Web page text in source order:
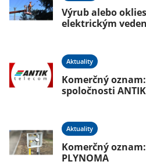
Výrub alebo
elektrickým
Aktuality
Komerčný
spoločnosti ANTIK
Aktuality
Komerčný
PLYNOMA